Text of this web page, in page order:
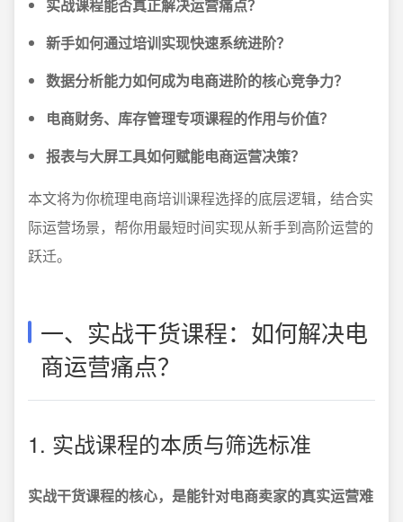
实战课程能否真正解决运营痛点？
新手如何通过培训实现快速系统进阶？
数据分析能力如何成为电商进阶的核心竞争力？
电商财务、库存管理专项课程的作用与价值？
报表与大屏工具如何赋能电商运营决策？
本文将为你梳理电商培训课程选择的底层逻辑，结合实
际运营场景，帮你用最短时间实现从新手到高阶运营的
跃迁。
一、实战干货课程：如何解决电
商运营痛点？
1. 实战课程的本质与筛选标准
实战干货课程的核心，是能针对电商卖家的真实运营难